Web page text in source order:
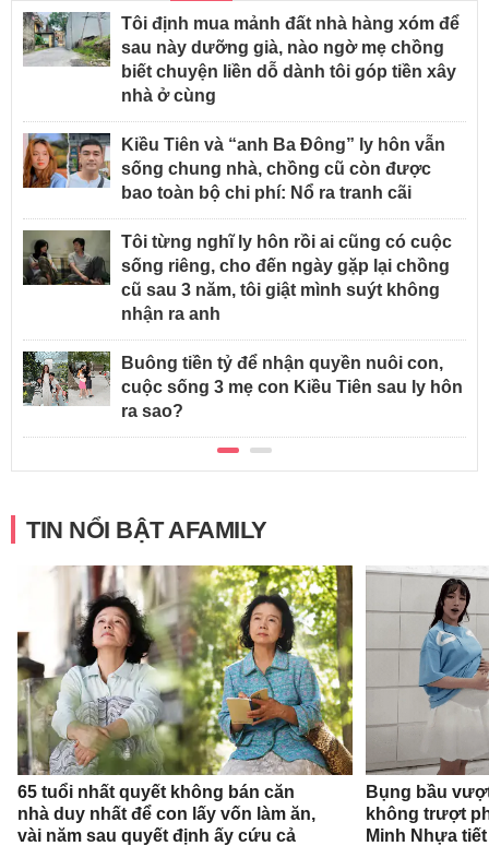
Tôi định mua mảnh đất nhà hàng xóm để
sau này dưỡng già, nào ngờ mẹ chồng
biết chuyện liền dỗ dành tôi góp tiền xây
nhà ở cùng
Kiều Tiên và “anh Ba Đông” ly hôn vẫn
sống chung nhà, chồng cũ còn được
bao toàn bộ chi phí: Nổ ra tranh cãi
Tôi từng nghĩ ly hôn rồi ai cũng có cuộc
sống riêng, cho đến ngày gặp lại chồng
cũ sau 3 năm, tôi giật mình suýt không
nhận ra anh
Buông tiền tỷ để nhận quyền nuôi con,
cuộc sống 3 mẹ con Kiều Tiên sau ly hôn
ra sao?
TIN NỔI BẬT AFAMILY
65 tuổi nhất quyết không bán căn
nhà duy nhất để con lấy vốn làm ăn,
vài năm sau quyết định ấy cứu cả
Bụng bầu
không trượt
Minh Nhựa